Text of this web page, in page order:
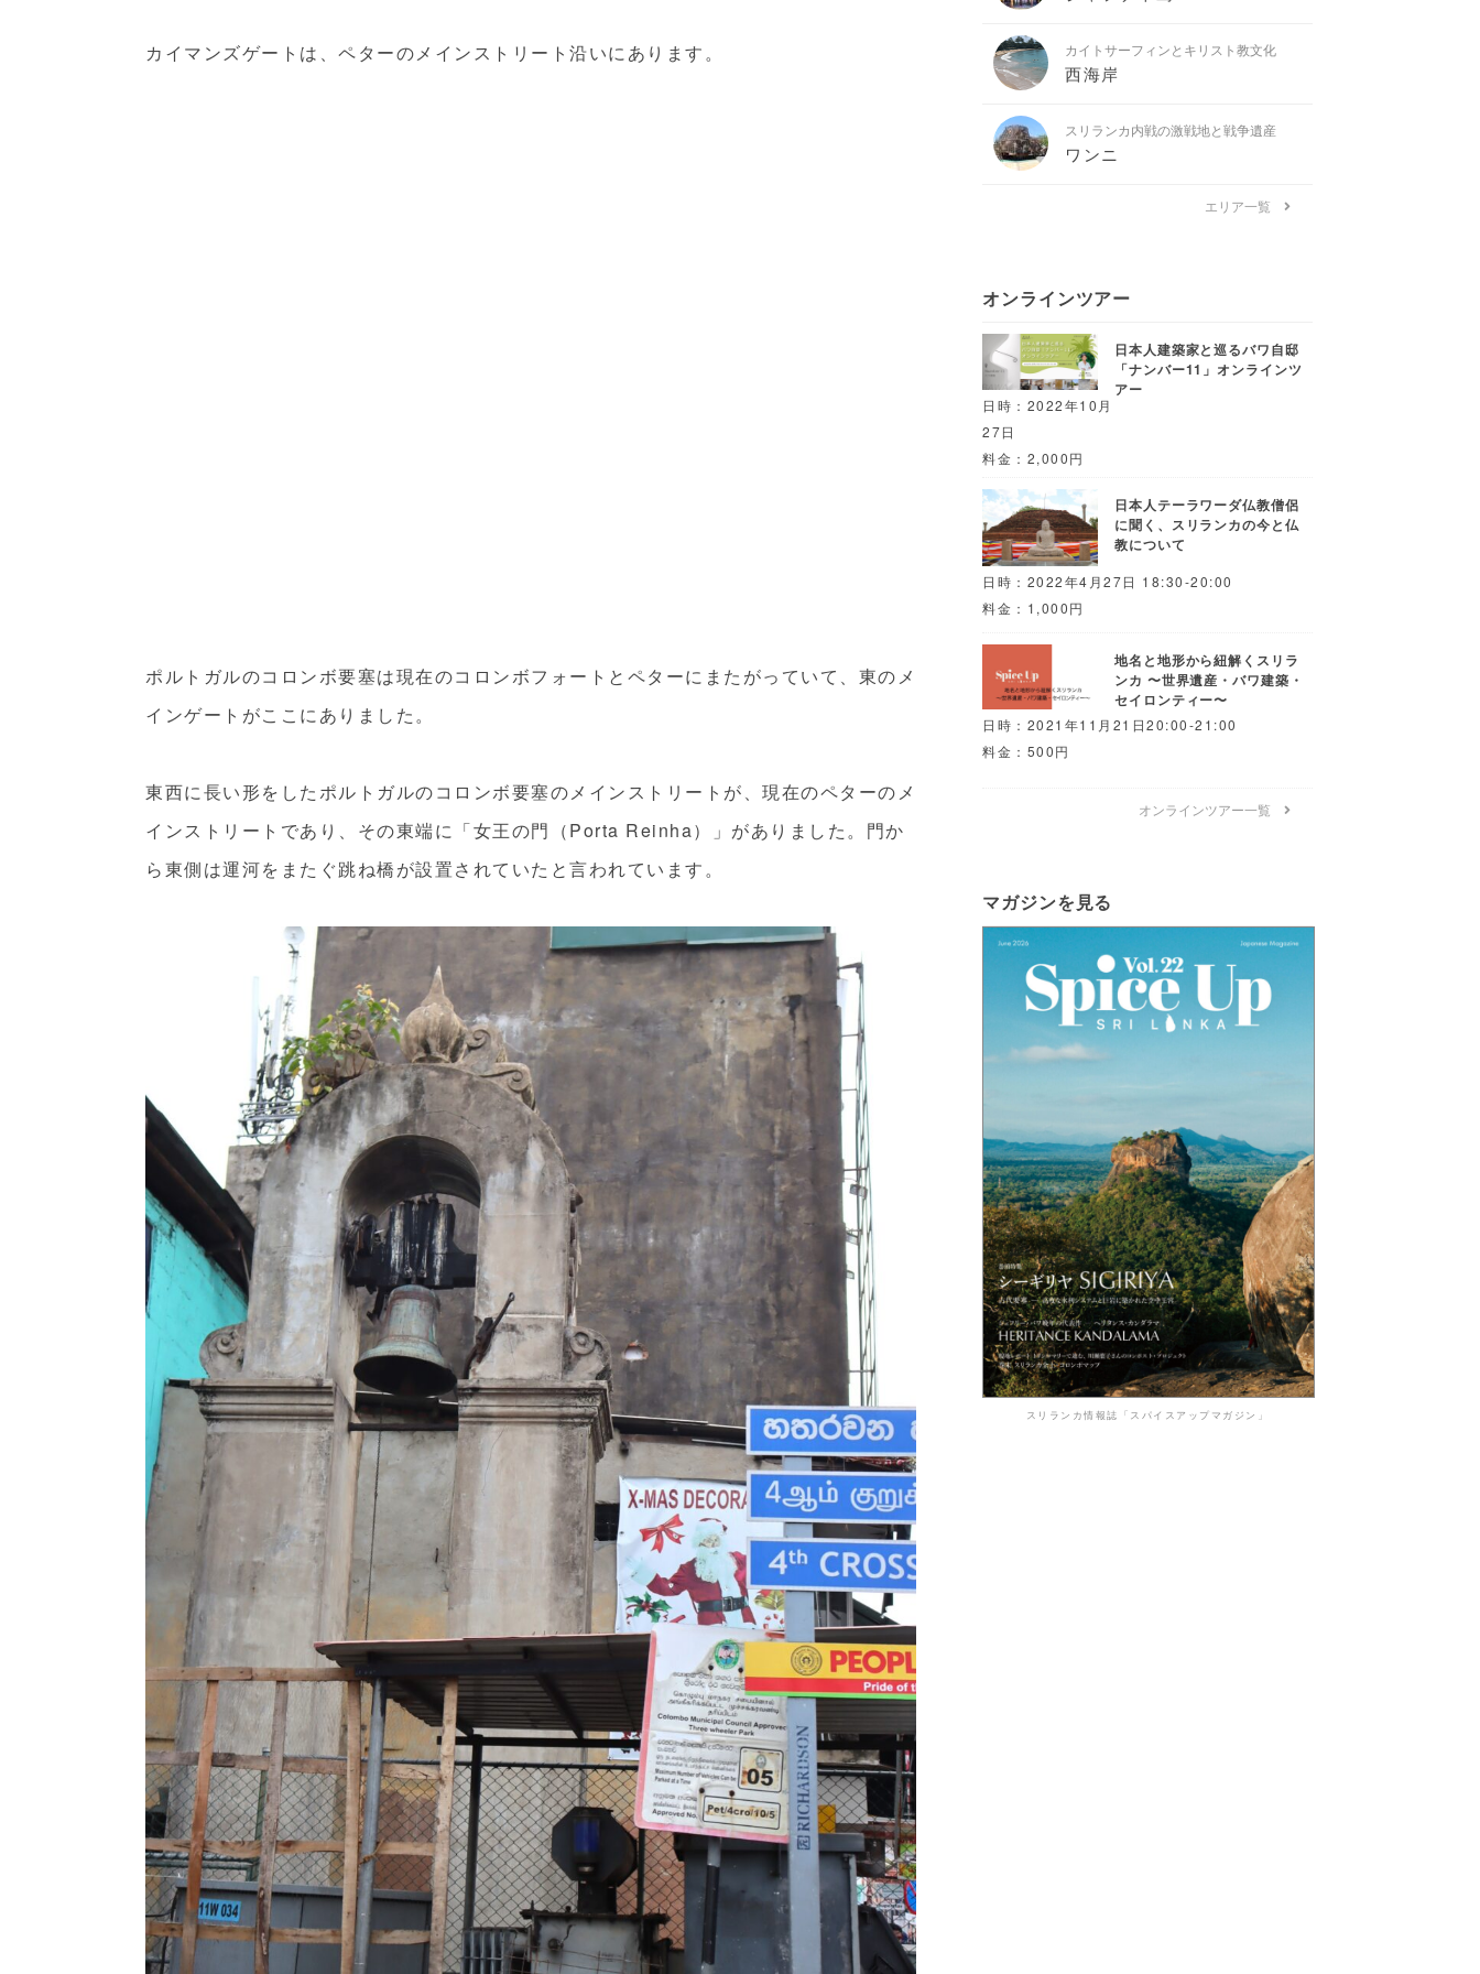
カイマンズゲートは、ペターのメインストリート沿いにあります。
ポルトガルのコロンボ要塞は現在のコロンボフォートとペターにまたがっていて、東のメ
インゲートがここにありました。
東西に長い形をしたポルトガルのコロンボ要塞のメインストリートが、現在のペターのメ
インストリートであり、その東端に「女王の門（Porta Reinha）」がありました。門か
ら東側は運河をまたぐ跳ね橋が設置されていたと言われています。
カイトサーフィンとキリスト教文化
西海岸
スリランカ内戦の激戦地と戦争遺産
ワンニ
エリア一覧
オンラインツアー
日本人建築家と巡るバワ自邸
「ナンバー11」オンラインツ
アー
日時：2022年10月
27日
料金：2,000円
日本人テーラワーダ仏教僧侶
に聞く、スリランカの今と仏
教について
日時：2022年4月27日 18:30-20:00
料金：1,000円
地名と地形から紐解くスリラ
ンカ 〜世界遺産・バワ建築・
セイロンティー〜
日時：2021年11月21日20:00-21:00
料金：500円
オンラインツアー一覧
マガジンを見る
スリランカ情報誌「スパイスアップマガジン」